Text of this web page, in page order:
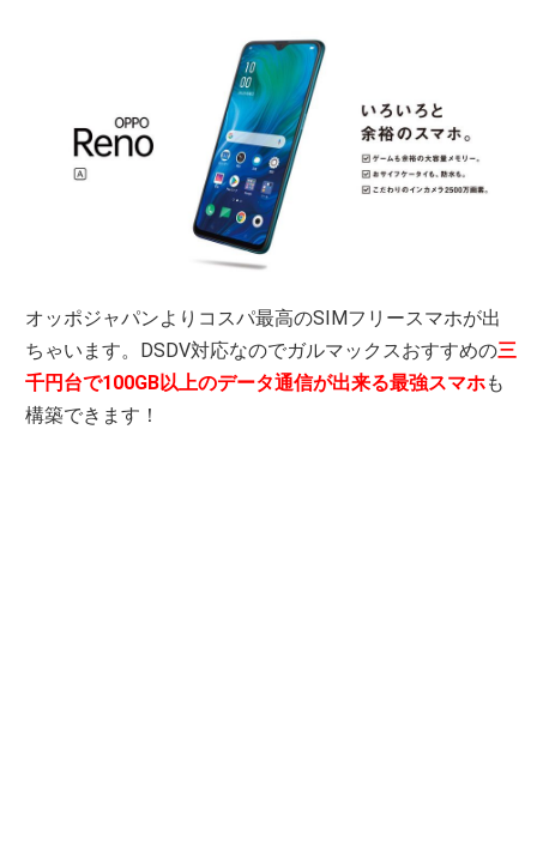
オッポジャパンよりコスパ最高のSIMフリースマホが出
ちゃいます。DSDV対応なのでガルマックスおすすめの三
千円台で100GB以上のデータ通信が出来る最強スマホも
構築できます！